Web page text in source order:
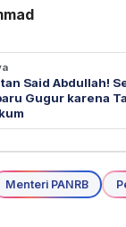
Said Abdullah!
Gugur karena
Menteri PANRB